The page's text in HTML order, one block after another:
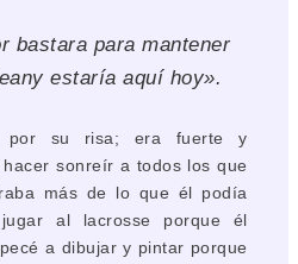
bastara para mantener
estaría aquí hoy».
por su risa; era fuerte y
sonreír a todos los que
más de lo que él podía
al lacrosse porque él
a dibujar y pintar porque